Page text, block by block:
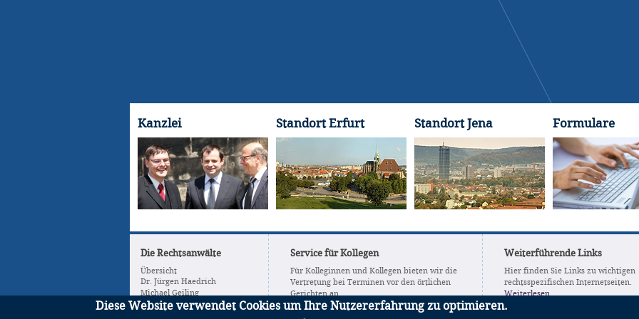
Kanzlei Standort Erfurt Standort Jena Formulare
Die Rechtsanwälte
Übersicht
Dr. Jürgen Haedrich
Michael Geiling
Stefan Thieme
Service für Kollegen
Für Kolleginnen und Kollegen bieten wir die
Vertretung bei Terminen vor den örtlichen
Gerichten an.
Erfahren Sie mehr
Weiterführende Links
Hier finden Sie Links zu wichtigen
rechtsspezifischen Internetseiten.
Weiterlesen
Diese Website verwendet Cookies um Ihre Nutzererfahrung zu optimieren.